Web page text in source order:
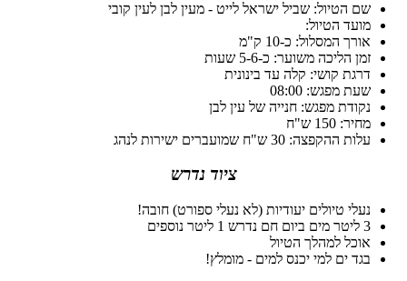
שם הטיול: שביל ישראל לייט - מעין לבן לעין קובי
מועד הטיול:
אורך המסלול: כ-10 ק"מ
זמן הליכה משוער: כ-5-6 שעות
דרגת קושי: קלה עד בינונית
שעת מפגש: 08:00
נקודת מפגש: חנייה של עין לבן
מחיר: 150 ש"ח
עלות ההקפצה: 30 ש"ח שמועברים ישירות לנהג
ציוד נדרש
נעלי טיולים יעודיות (לא נעלי ספורט) חובה!
3 ליטר מים ביום חם נדרש 1 ליטר נוספים
אוכל למהלך הטיול
בגד ים למי יכנס למים - מומלץ!